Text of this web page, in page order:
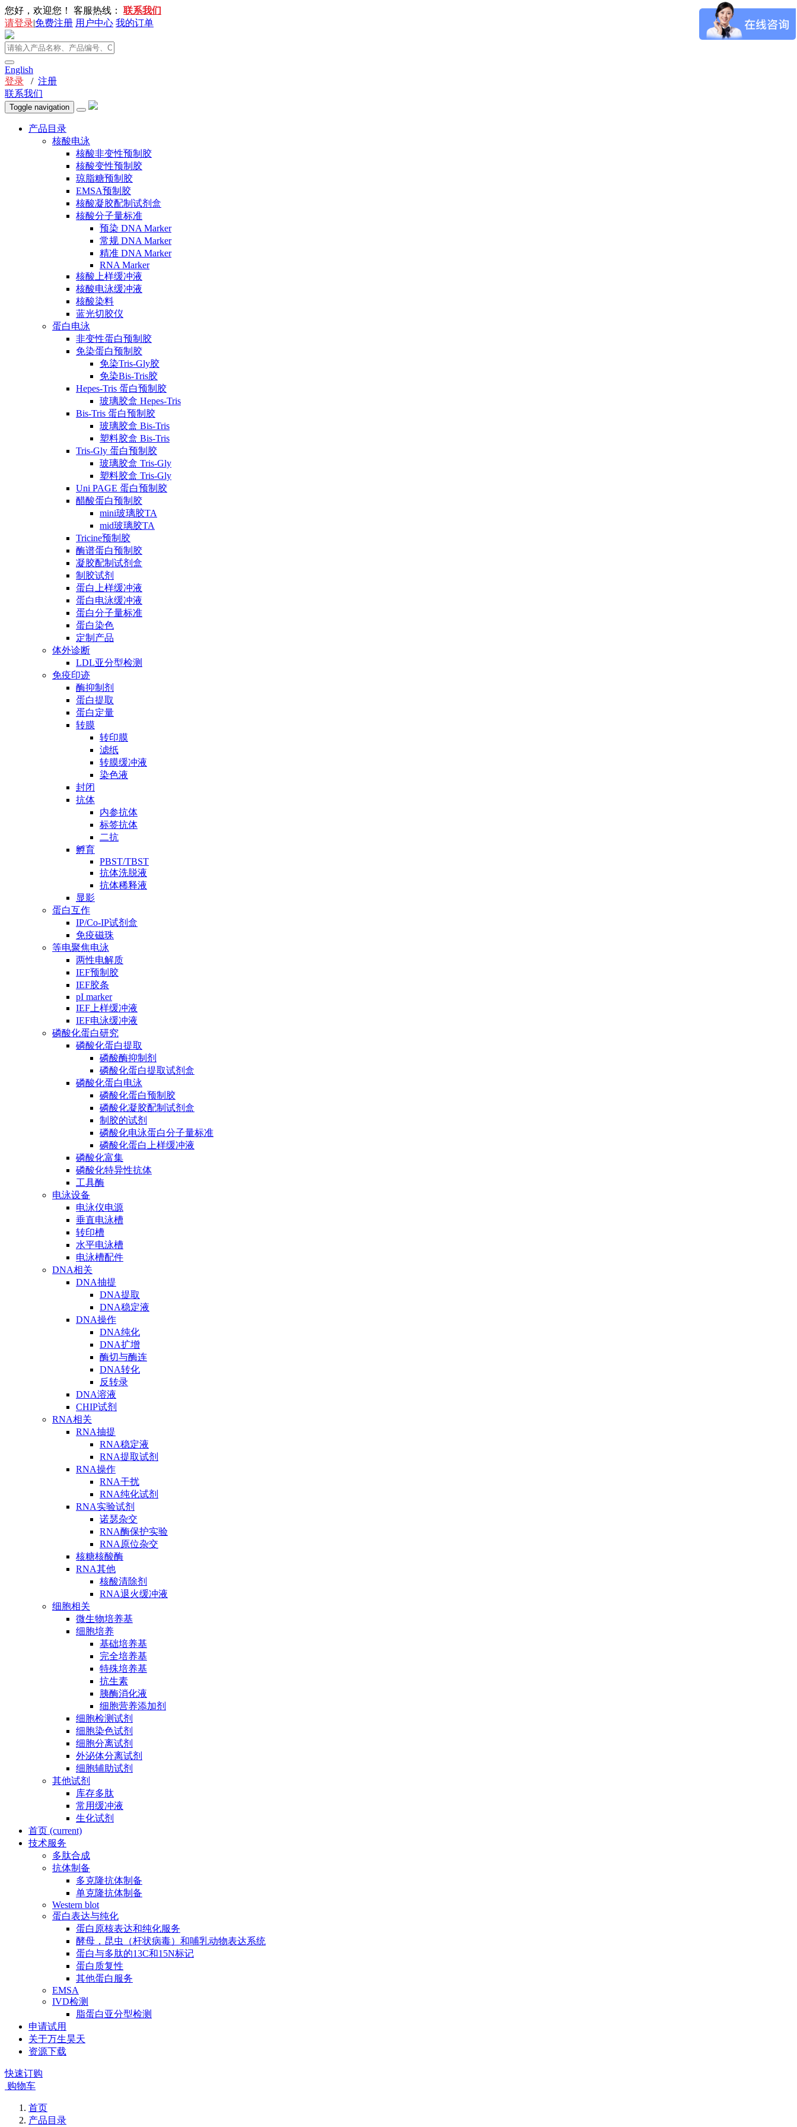
您好，欢迎您！ 客服热线： 联系我们
请登录|免费注册 用户中心 我的订单
English
登录 / 注册
联系我们
Toggle navigation
产品目录
核酸电泳
核酸非变性预制胶
核酸变性预制胶
琼脂糖预制胶
EMSA预制胶
核酸凝胶配制试剂盒
核酸分子量标准
预染 DNA Marker
常规 DNA Marker
精准 DNA Marker
RNA Marker
核酸上样缓冲液
核酸电泳缓冲液
核酸染料
蓝光切胶仪
蛋白电泳
非变性蛋白预制胶
免染蛋白预制胶
免染Tris-Gly胶
免染Bis-Tris胶
Hepes-Tris 蛋白预制胶
玻璃胶盒 Hepes-Tris
Bis-Tris 蛋白预制胶
玻璃胶盒 Bis-Tris
塑料胶盒 Bis-Tris
Tris-Gly 蛋白预制胶
玻璃胶盒 Tris-Gly
塑料胶盒 Tris-Gly
Uni PAGE 蛋白预制胶
醋酸蛋白预制胶
mini玻璃胶TA
mid玻璃胶TA
Tricine预制胶
酶谱蛋白预制胶
凝胶配制试剂盒
制胶试剂
蛋白上样缓冲液
蛋白电泳缓冲液
蛋白分子量标准
蛋白染色
定制产品
体外诊断
LDL亚分型检测
免疫印迹
酶抑制剂
蛋白提取
蛋白定量
转膜
转印膜
滤纸
转膜缓冲液
染色液
封闭
抗体
内参抗体
标签抗体
二抗
孵育
PBST/TBST
抗体洗脱液
抗体稀释液
显影
蛋白互作
IP/Co-IP试剂盒
免疫磁珠
等电聚焦电泳
两性电解质
IEF预制胶
IEF胶条
pI marker
IEF上样缓冲液
IEF电泳缓冲液
磷酸化蛋白研究
磷酸化蛋白提取
磷酸酶抑制剂
磷酸化蛋白提取试剂盒
磷酸化蛋白电泳
磷酸化蛋白预制胶
磷酸化凝胶配制试剂盒
制胶的试剂
磷酸化电泳蛋白分子量标准
磷酸化蛋白上样缓冲液
磷酸化富集
磷酸化特异性抗体
工具酶
电泳设备
电泳仪电源
垂直电泳槽
转印槽
水平电泳槽
电泳槽配件
DNA相关
DNA抽提
DNA提取
DNA稳定液
DNA操作
DNA纯化
DNA扩增
酶切与酶连
DNA转化
反转录
DNA溶液
CHIP试剂
RNA相关
RNA抽提
RNA稳定液
RNA提取试剂
RNA操作
RNA干扰
RNA纯化试剂
RNA实验试剂
诺瑟杂交
RNA酶保护实验
RNA原位杂交
核糖核酸酶
RNA其他
核酸清除剂
RNA退火缓冲液
细胞相关
微生物培养基
细胞培养
基础培养基
完全培养基
特殊培养基
抗生素
胰酶消化液
细胞营养添加剂
细胞检测试剂
细胞染色试剂
细胞分离试剂
外泌体分离试剂
细胞辅助试剂
其他试剂
库存多肽
常用缓冲液
生化试剂
首页 (current)
技术服务
多肽合成
抗体制备
多克隆抗体制备
单克隆抗体制备
Western blot
蛋白表达与纯化
蛋白原核表达和纯化服务
酵母，昆虫（杆状病毒）和哺乳动物表达系统
蛋白与多肽的13C和15N标记
蛋白质复性
其他蛋白服务
EMSA
IVD检测
脂蛋白亚分型检测
申请试用
关于万生昊天
资源下载
快速订购
购物车
首页
产品目录